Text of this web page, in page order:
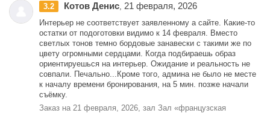
3.2 Котов Денис, 21 февраля, 2026
Интерьер не соответствует заявленному а сайте. Какие-то
остатки от подоготовки видимо к 14 февраля. Вместо
светлых тонов темно бордовые занавески с такими же по
цвету огромными сердцами. Когда подбираешь образ
ориентируешься на интерьер. Ожидание и реальность не
совпали. Печально...Кроме того, админа не было не месте
к началу времени бронирования, на 5 мин. позже начали
съёмку.
Заказ на 21 февраля, 2026, зал Зал «французская